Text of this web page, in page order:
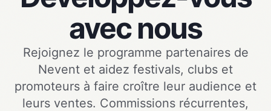
avec nous
Rejoignez le programme partenaires de
Nevent et aidez festivals, clubs et
promoteurs à faire croître leur audience et
leurs ventes. Commissions récurrentes,